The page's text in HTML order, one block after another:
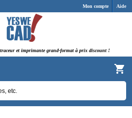
Mon compte Aide
et imprimante grand-format à prix discount !